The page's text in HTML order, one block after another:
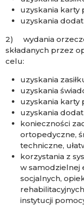
uzyskania karty
uzyskania
2) wydania
składanych przez
celu:
uzyskania
uzyskania
uzyskania karty
uzyskania
konieczności
ortopedyczne,
techniczne,
korzystania z
w samodzielnej
socjalnych,
instytucji